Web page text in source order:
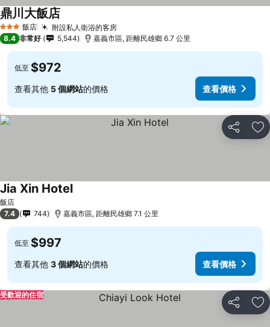
3 星級 飯店 附設私人衛浴的客房
鼎川大飯店
8.4 非常好 5,544 嘉義市區, 距離民雄鄉 6.7 公里
低至 $972
查看其他 5 個網站的價格 查看價格
分享 加
飯店
Jia Xin Hotel
7.4 744 嘉義市區, 距離民雄鄉 7.1 公里
低至 $997
查看其他 3 個網站的價格 查看價格
分享 加
受歡迎的住宿